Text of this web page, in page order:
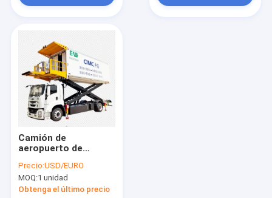
Camión de
aeropuerto de
eléctrico servido
para pasajeros de
vuelos de embarque
Precio:USD/EURO
MOQ:1 unidad
Obtenga el último precio